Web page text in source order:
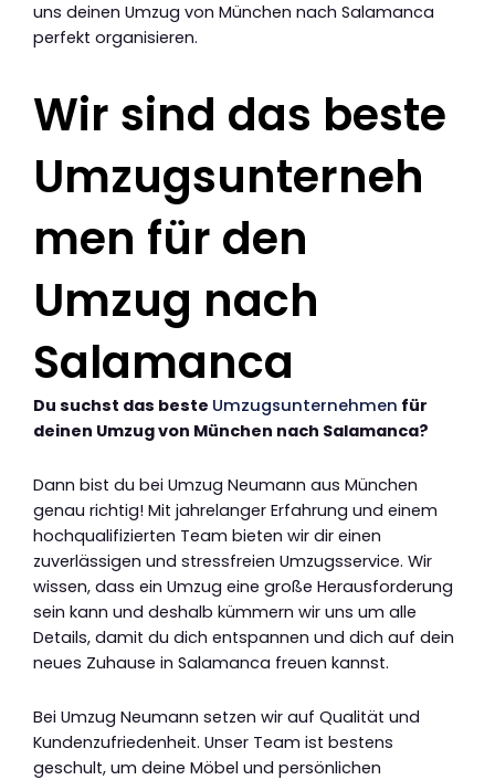
uns deinen Umzug von München nach Salamanca
perfekt organisieren.
Wir sind das beste
Umzugsunterneh
men für den
Umzug nach
Salamanca
Du suchst das beste Umzugsunternehmen für
deinen Umzug von München nach Salamanca?
Dann bist du bei Umzug Neumann aus München
genau richtig! Mit jahrelanger Erfahrung und einem
hochqualifizierten Team bieten wir dir einen
zuverlässigen und stressfreien Umzugsservice. Wir
wissen, dass ein Umzug eine große Herausforderung
sein kann und deshalb kümmern wir uns um alle
Details, damit du dich entspannen und dich auf dein
neues Zuhause in Salamanca freuen kannst.
Bei Umzug Neumann setzen wir auf Qualität und
Kundenzufriedenheit. Unser Team ist bestens
geschult, um deine Möbel und persönlichen